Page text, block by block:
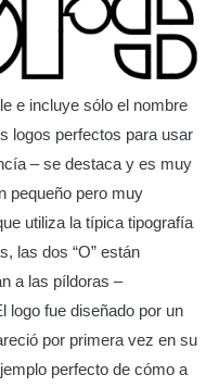
e incluye sólo el nombre
logos perfectos para usar
– se destaca y es muy
pequeño pero muy
utiliza la típica tipografía
las dos “O” están
a las píldoras –
fue diseñado por un
por primera vez en su
perfecto de cómo a